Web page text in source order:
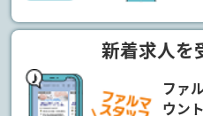
新着求人を
ファ
ウン